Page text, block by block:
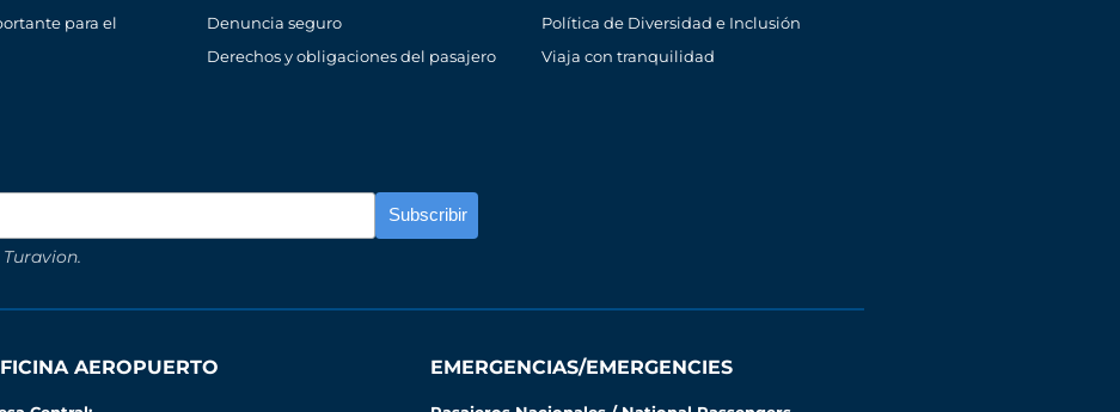
para el
Denuncia seguro
Derechos y obligaciones del pasajero
Política de Diversidad e Inclusión
Viaja con tranquilidad
AEROPUERTO EMERGENCIAS/EMERGENCIES